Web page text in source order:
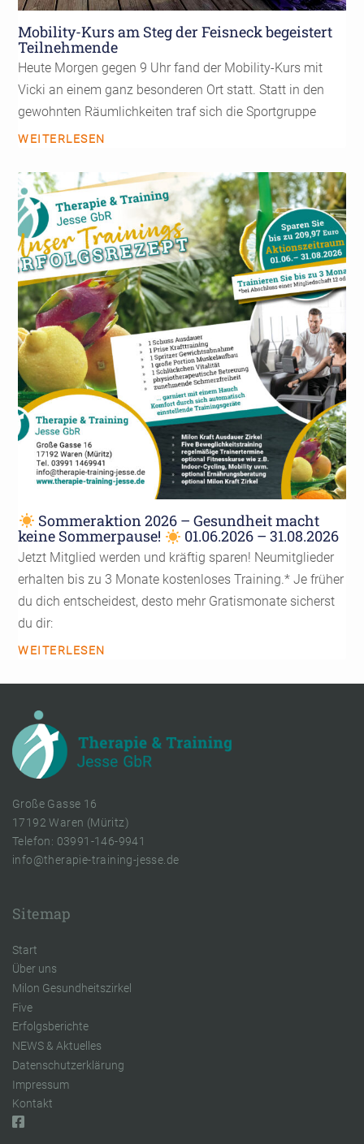
Mobility-Kurs am Steg der Feisneck begeistert
Teilnehmende
Heute Morgen gegen 9 Uhr fand der Mobility-Kurs mit
Vicki an einem ganz besonderen Ort statt. Statt in den
gewohnten Räumlichkeiten traf sich die Sportgruppe
WEITERLESEN
Sommeraktion 2026 – Gesundheit macht
keine Sommerpause!
01.06.2026 – 31.08.2026
Jetzt Mitglied werden und kräftig sparen! Neumitglieder
erhalten bis zu 3 Monate kostenloses Training.* Je früher
du dich entscheidest, desto mehr Gratismonate sicherst
du dir:
WEITERLESEN
Große Gasse 16
17192 Waren (Müritz)
Telefon: 03991-146-9941
info@therapie-training-jesse.de
Sitemap
Start
Über uns
Milon Gesundheitszirkel
Five
Erfolgsberichte
NEWS & Aktuelles
Datenschutzerklärung
Impressum
Kontakt